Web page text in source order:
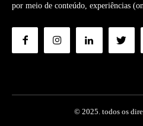
por meio de conteúdo, experiências
© 2025. todos os